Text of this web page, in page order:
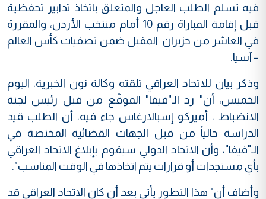
فيه تسلم الطلب العاجل والمتعلق باتخاذ تدابير تحفظية
قبل إقامة المباراة رقم 10 أمام منتخب الأردن، والمقررة
في العاشر من حزيران المقبل ضمن تصفيات كأس العالم
– آسيا.
وذكر بيان للاتحاد العراقي تلقته وكالة نون الخبرية، اليوم
الخميس، أن" رد الـ"فيفا" الموقّع من قبل رئيس لجنة
الانضباط ، أميركو إسبالارغاس جاء فيه، أن الطلب قيد
الدراسة حالياً من قبل الجهات القضائية المختصة في
الـ"فيفا"، وأن الاتحاد الدولي سيقوم بإبلاغ الاتحاد العراقي
بأي مستجدات أو قرارات يتم اتخاذها في الوقت المناسب".
وأضاف أن" هذا التطور يأتي بعد أن كان الاتحاد العراقي قد